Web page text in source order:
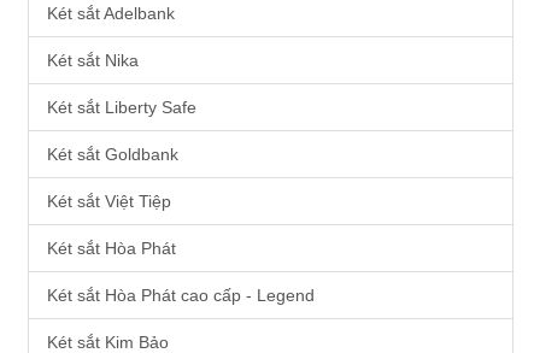
Két sắt Adelbank
Két sắt Nika
Két sắt Liberty Safe
Két sắt Goldbank
Két sắt Việt Tiệp
Két sắt Hòa Phát
Két sắt Hòa Phát cao cấp - Legend
Két sắt Kim Bảo